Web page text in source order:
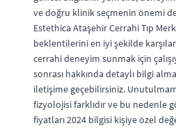
ve doğru klinik seçmenin önemi
Estethica Ataşehir Cerrahi Tıp
beklentilerini en iyi şekilde
cerrahi deneyim sunmak için
sonrası hakkında detaylı bilgi
iletişime geçebilirsiniz.
fizyolojisi farklıdır ve bu nedenle
fiyatları 2024 bilgisi kişiye özel